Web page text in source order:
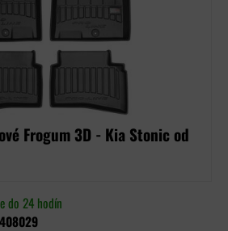
Frogum 3D - Kia Stonic od
do 24 hodín